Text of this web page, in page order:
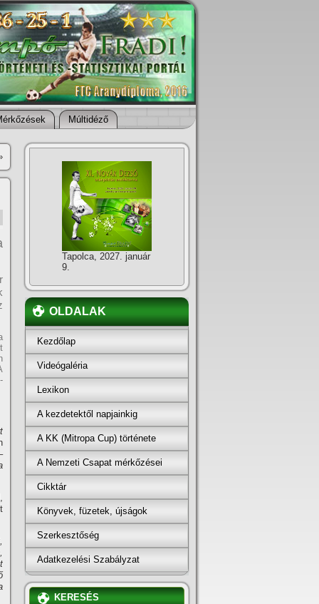
Múltidéző
Tapolca, 2027. január
9.
OLDALAK
Kezdőlap
Videógaléria
Lexikon
A kezdetektől napjainkig
A KK (Mitropa Cup) története
A Nemzeti Csapat mérkőzései
Cikktár
Könyvek, füzetek, újságok
Szerkesztőség
Adatkezelési Szabályzat
KERESÉS